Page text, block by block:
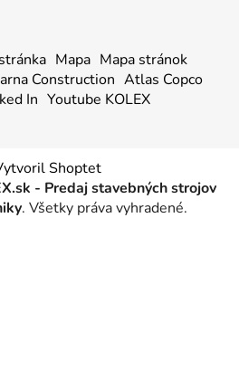
Mapa Mapa stránok
Construction Atlas Copco
In Youtube KOLEX
Shoptet
- Predaj stavebných strojov
. Všetky práva vyhradené.